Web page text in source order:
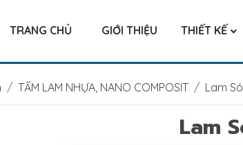
TRANG CHỦ GIỚI THIỆU THIẾT KẾ
TẤM LAM NHỰA, NANO COMPOSIT Lam
Lam